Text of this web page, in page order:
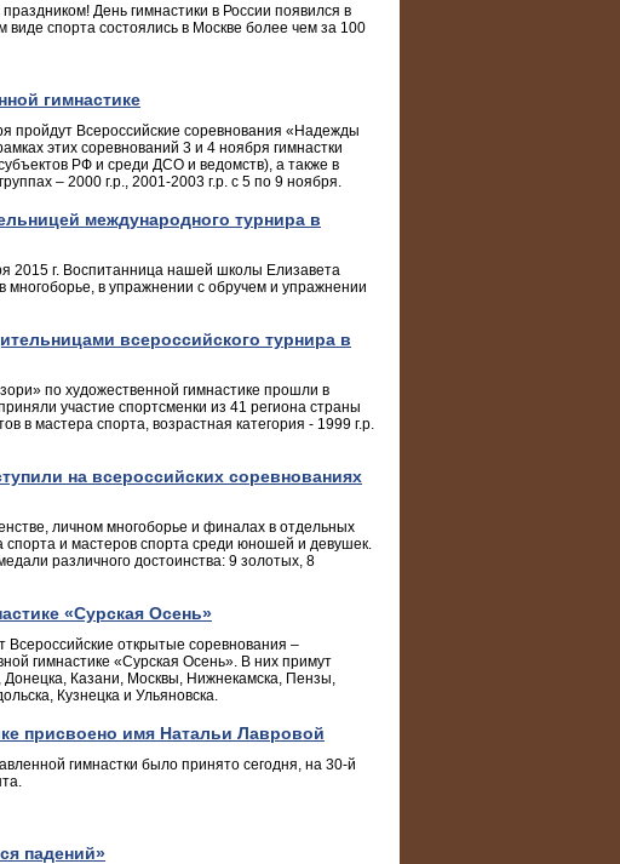
День гимнастики в России появился в
виде спорта состоялись в Москве более чем за 100
гимнастике
пройдут Всероссийские соревнования «Надежды
этих соревнований 3 и 4 ноября гимнастки
РФ и среди ДСО и ведомств), а также в
– 2000 г.р., 2001-2003 г.р. с 5 по 9 ноября.
международного турнира в
2015 г. Воспитанница нашей школы Елизавета
в упражнении с обручем и упражнении
всероссийского турнира в
по художественной гимнастике прошли в
участие спортсменки из 41 региона страны
в мастера спорта, возрастная категория - 1999 г.р.
на всероссийских соревнованиях
личном многоборье и финалах в отдельных
спорта и мастеров спорта среди юношей и девушек.
различного достоинства: 9 золотых, 8
«Сурская Осень»
открытые соревнования –
гимнастике «Сурская Осень». В них примут
Казани, Москвы, Нижнекамска, Пензы,
Кузнецка и Ульяновска.
присвоено имя Натальи Лавровой
гимнастки было принято сегодня, на 30-й
падений»